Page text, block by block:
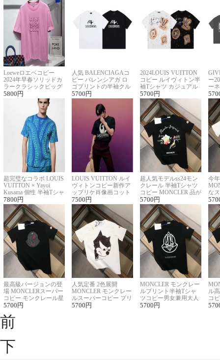
Loeweロエベコピー
2024年早春ソリッドカ
ラークラシックビッグ
ロゴ刺繍Tシャツ
5800 円
人気 BALENCIAGAコ
ピー バレンシアガ ロ
ゴプリントの半袖クル
ーネックTシャツ
5700 円
2024LOUIS VUITTON
コピー ルイヴィトン半
袖Tシャツ カジュアル
に馴染む 2色展開
5700 円
ー
ー
ー
超完璧なコラボ LOUIS
VUITTON × Yayoi
Kusama 個性 半袖Tシャ
ツコピー男女兼用
7800 円
LOUIS VUITTON ルイ
ヴィトンコピー新作ア
ップリケ肖像画コット
ンニット半袖Tシャツ
7500 円
超人気モデルss24モン
クレール 半袖Tシャツ
コピー MONCLER 品が
良く見た目
5700 円
今
な
ル
最高級バージョンの登
場 MONCLERスーパー
コピー モンクレール星
座半袖Tシャツ
5700 円
人気定番 2色展開
MONCLER モンクレー
ルスーパーコピー プリ
ント半袖Tシャツ
5700 円
MONCLER モンクレー
ルプリント半袖Tシャ
ツコピー男女兼用大人
可愛い春夏コーデ
5700 円
ル
コ
ィ
前
下